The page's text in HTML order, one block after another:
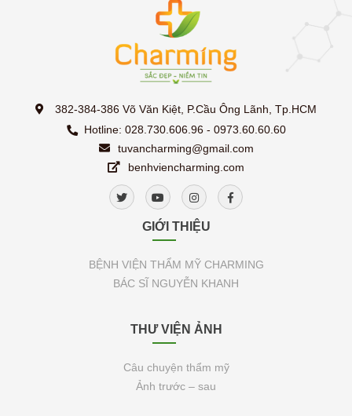
382-384-386 Võ Văn Kiệt, P.Cầu Ông Lãnh, Tp.HCM
Hotline: 028.730.606.96 - 0973.60.60.60
tuvancharming@gmail.com
benhviencharming.com
GIỚI THIỆU
BỆNH VIỆN THẨM MỸ CHARMING
BÁC SĨ NGUYỄN KHANH
THƯ VIỆN ẢNH
Câu chuyện thẩm mỹ
Ảnh trước – sau